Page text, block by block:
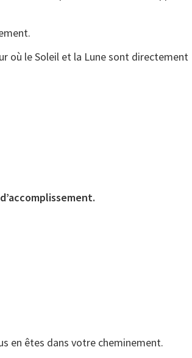
où le Soleil et la Lune sont directement
en êtes dans votre cheminement.